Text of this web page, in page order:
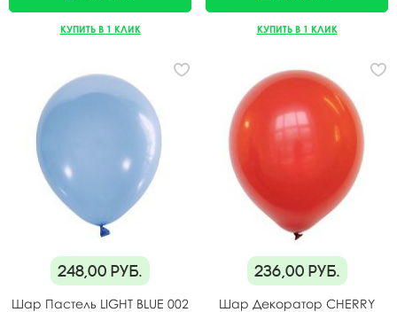
КУПИТЬ В 1 КЛИК КУПИТЬ В 1 КЛИК
248,00 руб.
Шар Пастель LIGHT BLUE 002
236,00 руб.
Шар Декоратор CHERRY